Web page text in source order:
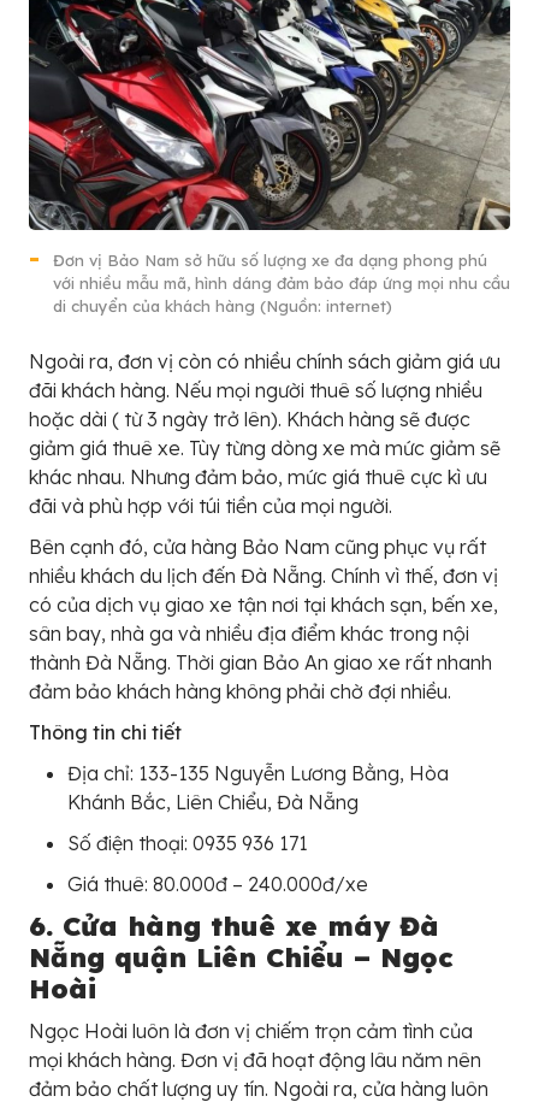
Đơn vị Bảo Nam sở hữu số lượng xe đa dạng phong phú
với nhiều mẫu mã, hình dáng đảm bảo đáp ứng mọi nhu cầu
di chuyển của khách hàng (Nguồn: internet)
Ngoài ra, đơn vị còn có nhiều chính sách giảm giá ưu
đãi khách hàng. Nếu mọi người thuê số lượng nhiều
hoặc dài ( từ 3 ngày trở lên). Khách hàng sẽ được
giảm giá thuê xe. Tùy từng dòng xe mà mức giảm sẽ
khác nhau. Nhưng đảm bảo, mức giá thuê cực kì ưu
đãi và phù hợp với túi tiền của mọi người.
Bên cạnh đó, cửa hàng Bảo Nam cũng phục vụ rất
nhiều khách du lịch đến Đà Nẵng. Chính vì thế, đơn vị
có của dịch vụ giao xe tận nơi tại khách sạn, bến xe,
sân bay, nhà ga và nhiều địa điểm khác trong nội
thành Đà Nẵng. Thời gian Bảo An giao xe rất nhanh
đảm bảo khách hàng không phải chờ đợi nhiều.
Thông tin chi tiết
Địa chỉ: 133-135 Nguyễn Lương Bằng, Hòa
Khánh Bắc, Liên Chiểu, Đà Nẵng
Số điện thoại: 0935 936 171
Giá thuê: 80.000đ – 240.000đ/xe
6. Cửa hàng thuê xe máy Đà
Nẵng quận Liên Chiểu – Ngọc
Hoài
Ngọc Hoài luôn là đơn vị chiếm trọn cảm tình của
mọi khách hàng. Đơn vị đã hoạt động lâu năm nên
đảm bảo chất lượng uy tín. Ngoài ra, cửa hàng luôn